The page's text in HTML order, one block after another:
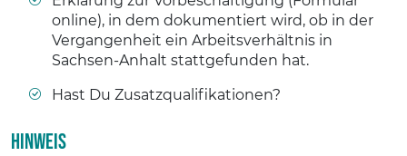
online), in dem dokumentiert wird, ob in der
Vergangenheit ein Arbeitsverhältnis in
Sachsen-Anhalt stattgefunden hat.
Hast Du Zusatzqualifikationen?
Hinweis